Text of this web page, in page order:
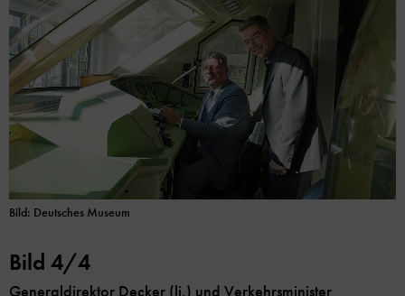
Bild: Deutsches Museum
Bild 4/4
Generaldirektor Decker (li.) und Verkehrsminister